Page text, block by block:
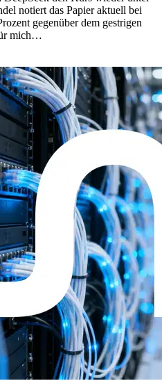
notiert das Papier aktuell bei
gegenüber dem gestrigen
mich…